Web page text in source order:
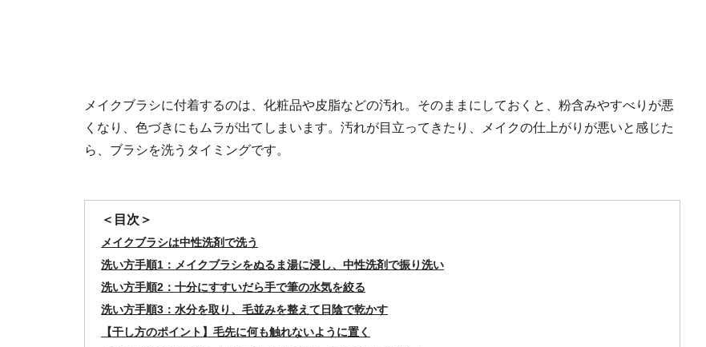
メイクブラシに付着するのは、化粧品や皮脂などの汚れ。そのままにしておくと、粉含みやすべりが悪
くなり、色づきにもムラが出てしまいます。汚れが目立ってきたり、メイクの仕上がりが悪いと感じた
ら、ブラシを洗うタイミングです。
＜目次＞
メイクブラシは中性洗剤で洗う
洗い方手順1：メイクブラシをぬるま湯に浸し、中性洗剤で振り洗い
洗い方手順2：十分にすすいだら手で筆の水気を絞る
洗い方手順3：水分を取り、毛並みを整えて日陰で乾かす
【干し方のポイント】毛先に何も触れないように置く